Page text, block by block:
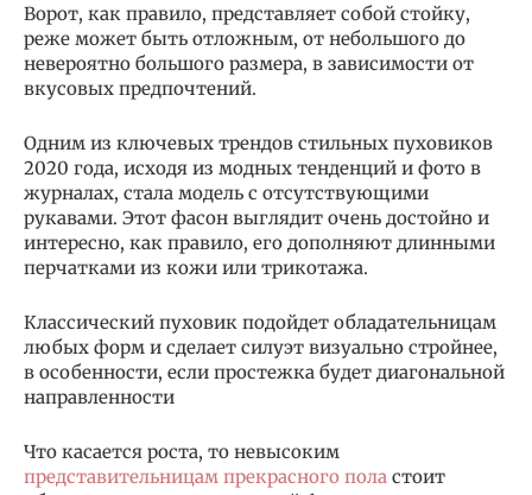
Ворот, как правило, представляет собой стойку,
реже может быть отложным, от небольшого до
невероятно большого размера, в зависимости от
вкусовых предпочтений.
Одним из ключевых трендов стильных пуховиков
2020 года, исходя из модных тенденций и фото в
журналах, стала модель с отсутствующими
рукавами. Этот фасон выглядит очень достойно и
интересно, как правило, его дополняют длинными
перчатками из кожи или трикотажа.
Классический пуховик подойдет обладательницам
любых форм и сделает силуэт визуально стройнее,
в особенности, если простежка будет диагональной
направленности
Что касается роста, то невысоким
представительницам прекрасного пола стоит